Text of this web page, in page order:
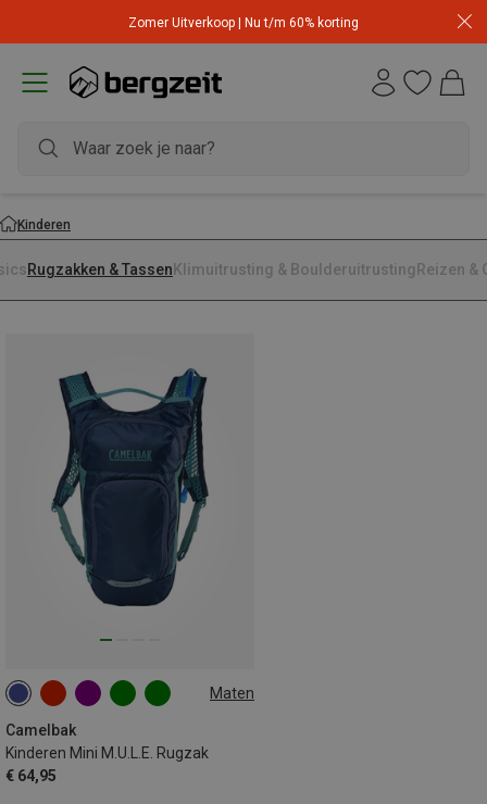
Zomer Uitverkoop | Nu t/m 60% korting
Kinderen
Rugzakken & Tassen Klimuitrusting & Boulderuitrusting Reizen &
Maten
Camelbak
Kinderen Mini M.U.L.E. Rugzak
€ 64,95
1.5L+1.5L RESERVOIR